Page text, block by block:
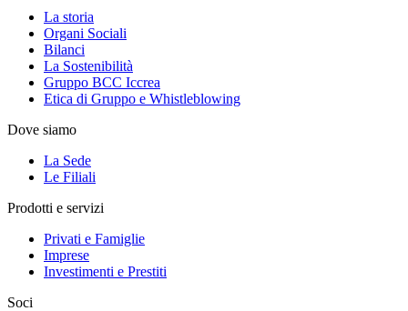
La storia
Organi Sociali
Bilanci
La Sostenibilità
Gruppo BCC Iccrea
Etica di Gruppo e Whistleblowing
Dove siamo
La Sede
Le Filiali
Prodotti e servizi
Privati e Famiglie
Imprese
Investimenti e Prestiti
Soci